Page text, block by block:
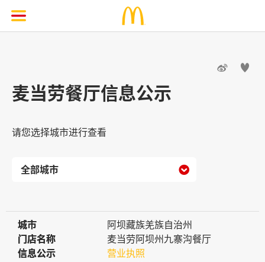
 
麦当劳餐厅信息公示
请您选择城市进行查看

城市
城市
阿坝藏族羌族自治州
门店名称
门店名称
麦当劳阿坝州九寨沟餐厅
信息公示
信息公示
营业执照